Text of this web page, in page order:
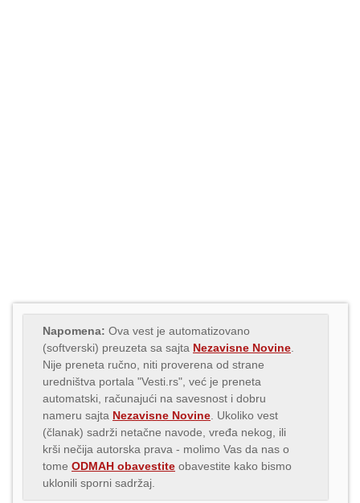
Napomena: Ova vest je automatizovano
(softverski) preuzeta sa sajta Nezavisne Novine
Nije preneta ručno, niti proverena od strane
uredništva portala "Vesti.rs", već je preneta
automatski, računajući na savesnost i dobru
nameru sajta Nezavisne Novine . Ukoliko vest
(članak) sadrži netačne navode, vređa nekog, ili
krši nečija autorska prava - molimo Vas da nas o
tome ODMAH obavestite obavestite kako bismo
uklonili sporni sadržaj.